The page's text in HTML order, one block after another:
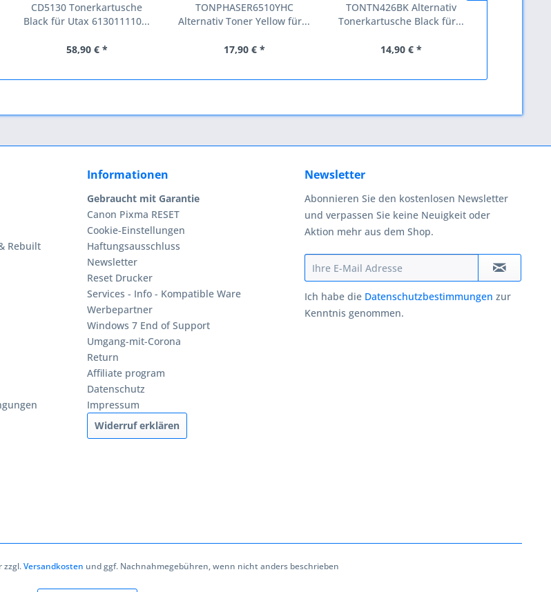
CD5130 Tonerkartusche
Black für Utax 613011110...
58,90 € *
TONPHASER6510YHC
Alternativ Toner Yellow für...
17,90 € *
TONTN426BK Alternativ
Tonerkartusche Black für...
14,90 € *
Rebuilt
Informationen
Gebraucht mit Garantie
Canon Pixma RESET
Cookie-Einstellungen
Haftungsausschluss
Newsletter
Reset Drucker
Services - Info - Kompatible Ware
Werbepartner
Windows 7 End of Support
Umgang-mit-Corona
Return
Affiliate program
Datenschutz
Impressum
Widerruf erklären
Newsletter
Abonnieren Sie den kostenlosen Newsletter
und verpassen Sie keine Neuigkeit oder
Aktion mehr aus dem Shop.
Ich habe die Datenschutzbestimmungen zur
Kenntnis genommen.
zzgl.Versandkosten und ggf. Nachnahmegebühren, wenn nicht anders beschrieben